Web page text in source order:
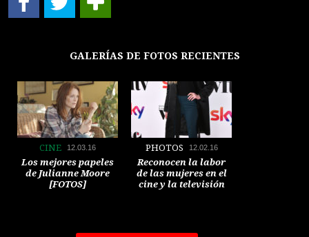
GALERÍAS DE FOTOS RECIENTES
CINE 12.03.16
Los mejores papeles
de Julianne Moore
[FOTOS]
PHOTOS 12.02.16
Reconocen la labor
de las mujeres en el
cine y la televisión